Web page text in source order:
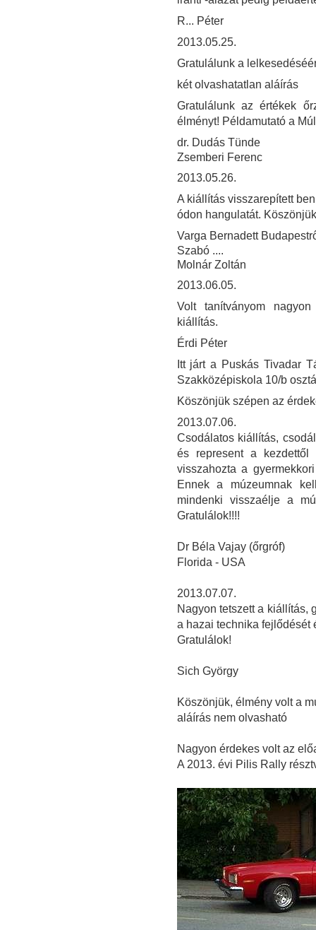
R... Péter
2013.05.25.
Gratulálunk a
két olvashatatlan aláírás
Gratulálunk az értékek
élményt! Példamutató a
dr. Dudás Tünde
Zsemberi Ferenc
2013.05.26.
A kiállítás visszarepített
ódon hangulatát.
Varga Bernadett
Szabó ....
Molnár Zoltán
2013.06.05.
Volt tanítványom
kiállítás.
Érdi Péter
Itt járt a Puskás Tivadar
Szakközépiskola 10/b
Köszönjük szépen az
2013.07.06.
Csodálatos kiállítás,
és represent a
visszahozta a
Ennek a múzeumnak
mindenki visszaélje a
Gratulálok!!!!
Dr Béla Vajay (őrgróf)
Florida - USA
2013.07.07.
Nagyon tetszett a kiállítás,
a hazai technika fejlődését
Gratulálok!
Sich György
Köszönjük, élmény volt a
aláírás nem olvasható
Nagyon érdekes volt az
A 2013. évi Pilis Rally